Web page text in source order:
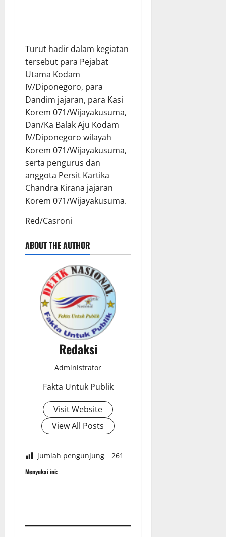
Turut hadir dalam kegiatan
tersebut para Pejabat
Utama Kodam
IV/Diponegoro, para
Dandim jajaran, para Kasi
Korem 071/Wijayakusuma,
Dan/Ka Balak Aju Kodam
IV/Diponegoro wilayah
Korem 071/Wijayakusuma,
serta pengurus dan
anggota Persit Kartika
Chandra Kirana jajaran
Korem 071/Wijayakusuma.
Red/Casroni
ABOUT THE AUTHOR
Redaksi
Administrator
Fakta Untuk Publik
Visit Website
View All Posts
jumlah pengunjung 261
Menyukai ini: